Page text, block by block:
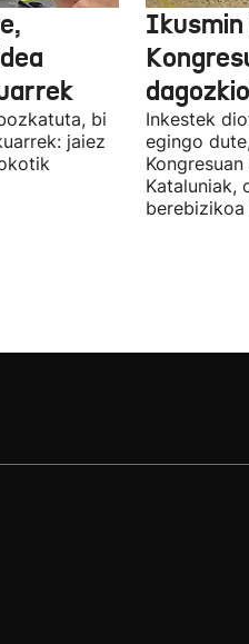
bi
jaiez
Ikusmin
Inkestek
egingo
Kataluniak,